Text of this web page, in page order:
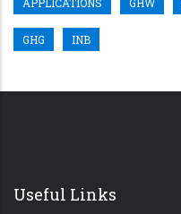
GHG INB
Useful Links